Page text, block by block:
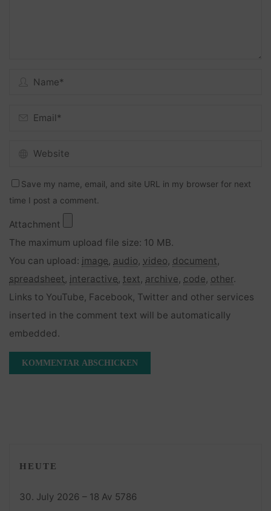
Save my name, email, and site URL in my browser for next
time I post a comment.
Attachment
The maximum upload file size: 10 MB.
You can upload: image, audio, video, document,
spreadsheet, interactive, text, archive, code, other.
Links to YouTube, Facebook, Twitter and other services
inserted in the comment text will be automatically
embedded.
HEUTE
30. July 2026 – 18 Av 5786